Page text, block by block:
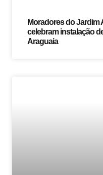
Moradores do Jardim
celebram instalação
Araguaia